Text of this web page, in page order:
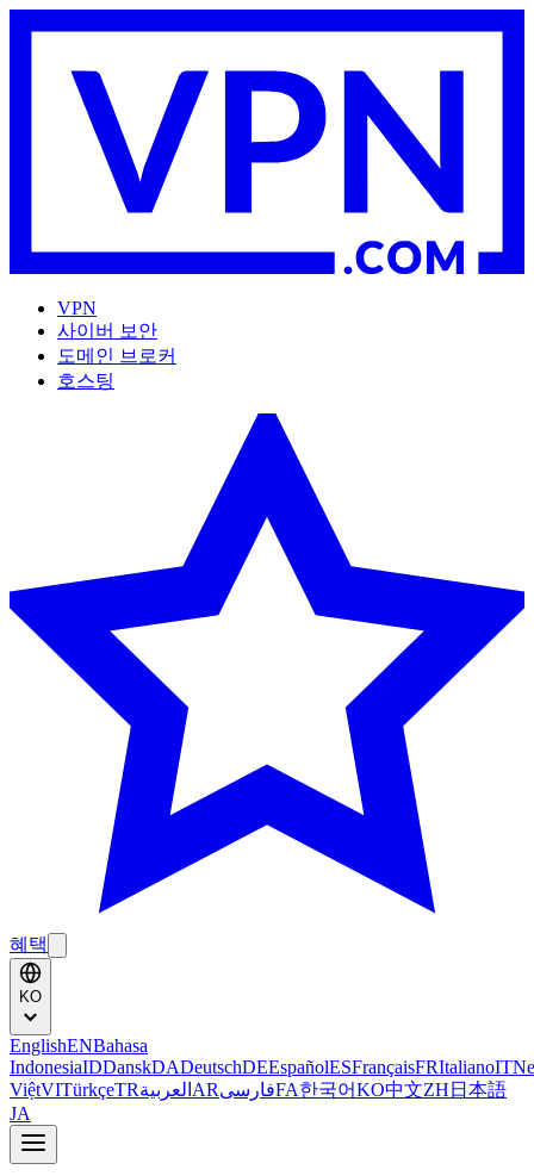
VPN
사이버 보안
도메인 브로커
호스팅
혜택
KO
EnglishENBahasa
IndonesiaIDDanskDADeutschDEEspañolESFrançaisFRItalianoIT
ViệtVITürkçeTRالعربية ARفارسیFA한국어KO中文ZH 日本語
JA